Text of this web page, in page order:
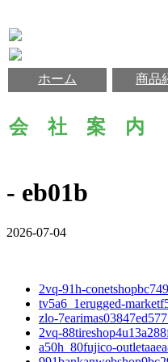
ホーム 商品
会 社 案 内
- eb01b
2026-07-04
2vq-91h-
tv5a6_1erugged-
zlo-
2vq-
a50h_80fujico-